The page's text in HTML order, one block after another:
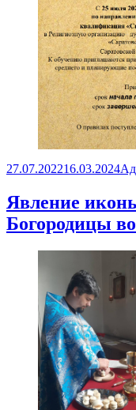
Опубликовано
27.07.202216.03.2024
Явление
Богородицы